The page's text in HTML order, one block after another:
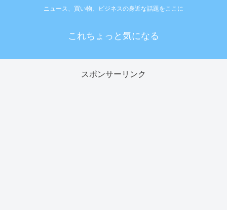
ニュース、買い物、ビジネスの身近な話題をここに
これちょっと気になる
スポンサーリンク